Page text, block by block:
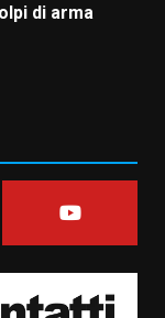
di arma
del
apre
di